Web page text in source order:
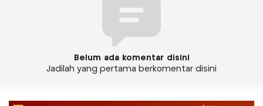
Belum ada komentar disini
Jadilah yang pertama berkomentar disini